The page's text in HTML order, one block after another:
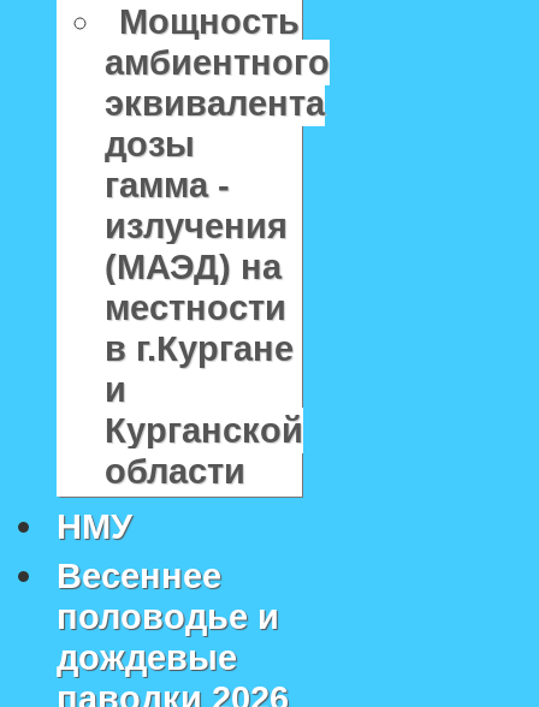
Мощность
амбиентного
эквивалента
дозы
гамма -
излучения
(МАЭД) на
местности
в г.Кургане
и
Курганской
области
НМУ
Весеннее
половодье и
дождевые
паводки 2026